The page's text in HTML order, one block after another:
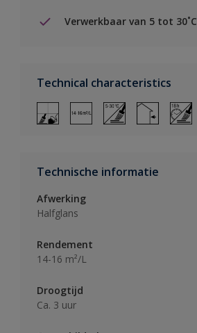
Verwerkbaar van 5 tot 30˚C
Technical characteristics
Technische informatie
Afwerking
Halfglans
Rendement
14-16 m²/L
Droogtijd
Ca. 3 uur